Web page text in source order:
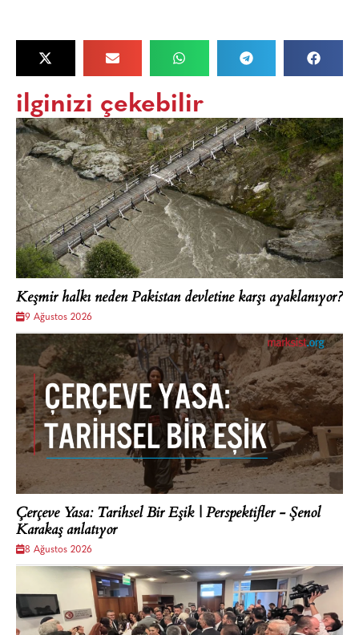
ilginizi çekebilir
Keşmir halkı neden Pakistan devletine karşı ayaklanıyor?
9 Ağustos 2026
Çerçeve Yasa: Tarihsel Bir Eşik | Perspektifler - Şenol
Karakaş anlatıyor
8 Ağustos 2026